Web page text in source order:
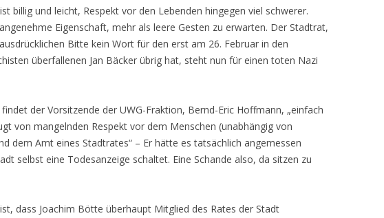
billig und leicht, Respekt vor den Lebenden hingegen viel schwerer.
Eigenschaft, mehr als leere Gesten zu erwarten. Der Stadtrat,
Bitte kein Wort für den erst am 26. Februar in den
überfallenen Jan Bäcker übrig hat, steht nun für einen toten Nazi
der Vorsitzende der UWG-Fraktion, Bernd-Eric Hoffmann, „einfach
von mangelnden Respekt vor dem Menschen (unabhängig von
dem Amt eines Stadtrates“ – Er hätte es tatsächlich angemessen
selbst eine Todesanzeige schaltet. Eine Schande also, da sitzen zu
dass Joachim Bötte überhaupt Mitglied des Rates der Stadt